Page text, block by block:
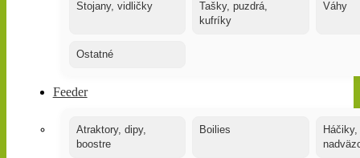
Stojany, vidličky
Tašky, puzdrá,
kufríky
Váhy
Ostatné
Feeder
Atraktory, dipy,
boostre
Boilies